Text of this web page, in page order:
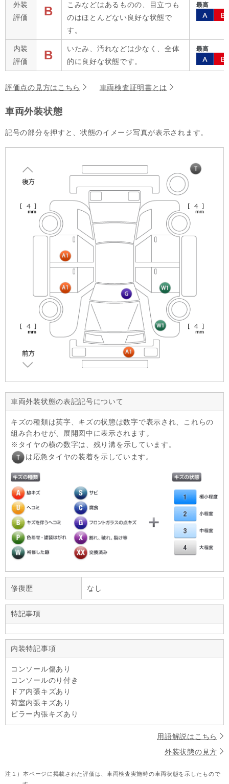
外装
評価
B
こみなどはあるものの、目立つも
のはほとんどない良好な状態で
す。
内装
評価
B
いたみ、汚れなどは少なく、全体
的に良好な状態です。
評価点の見方はこちら 車両検査証明書とは
車両外装状態
記号の部分を押すと、状態のイメージ写真が表示されます。
車両外装状態の表記記号について
キズの種類は英字、キズの状態は数字で表示され、これらの
組み合わせが、展開図中に表示されます。
タイヤの横の数字は、残り溝を示しています。
は応急タイヤの装着を示しています。
修復歴 なし
特記事項
内装特記事項
コンソール傷あり
コンソールのり付き
ドア内張キズあり
荷室内張キズあり
ピラー内張キズあり
用語解説はこちら
外装状態の見方
注１）本ページに掲載された評価は、車両検査実施時の車両状態を示したもので